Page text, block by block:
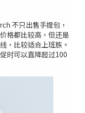
不只出售手提包，
格都比较高，但还是
，比较适合上班族。
时可以直降超过100